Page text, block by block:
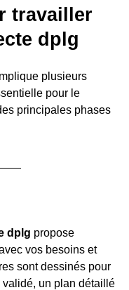
travailler
dplg
plusieurs
pour le
principales phases
dplg propose
vos besoins et
sont dessinés pour
un plan détaillé